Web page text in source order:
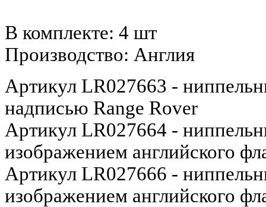
В комплекте: 4 шт
Производство: Англия
Артикул LR027663 -
надписью Range Rover
Артикул LR027664 -
изображением английского
Артикул LR027666 -
изображением английского